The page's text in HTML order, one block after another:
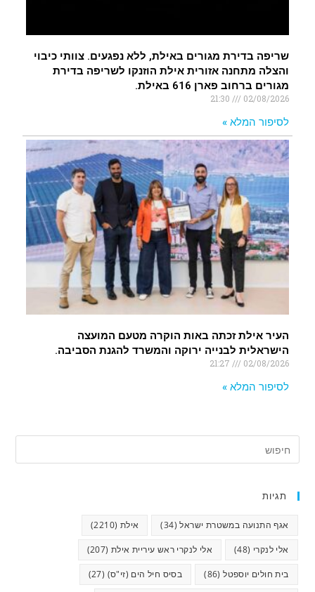
שריפה בדירת מגורים באילת, ללא נפגעים. צוותי כיבוי
והצלה מתחנה אזורית אילת הוזנקו לשריפה בדירת
מגורים ברחוב פארן 616 באילת.
02/08/2026
לסיפור המלא »
העיר אילת זכתה באות הוקרה מטעם המועצה
הישראלית לבנייה ירוקה והמשרד להגנת הסביבה.
02/08/2026
לסיפור המלא »
תגיות
אגף התנועה במשטרת ישראל(34) אילת (2210)
אלי לנקרי (48) אלי לנקרי ראש עיריית אילת (207)
בית חולים יוספטל(86) בסיס חיל הים (זי"ס) (27)